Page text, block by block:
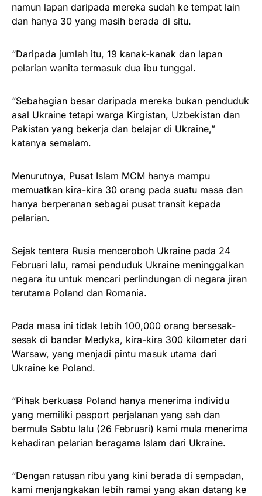
namun lapan daripada mereka sudah ke tempat lain
dan hanya 30 yang masih berada di situ.
“Daripada jumlah itu, 19 kanak-kanak dan lapan
pelarian wanita termasuk dua ibu tunggal.
“Sebahagian besar daripada mereka bukan penduduk
asal Ukraine tetapi warga Kirgistan, Uzbekistan dan
Pakistan yang bekerja dan belajar di Ukraine,”
katanya semalam.
Menurutnya, Pusat Islam MCM hanya mampu
memuatkan kira-kira 30 orang pada suatu masa dan
hanya berperanan sebagai pusat transit kepada
pelarian.
Sejak tentera Rusia menceroboh Ukraine pada 24
Februari lalu, ramai penduduk Ukraine meninggalkan
negara itu untuk mencari perlindungan di negara jiran
terutama Poland dan Romania.
Pada masa ini tidak lebih 100,000 orang bersesak-
sesak di bandar Medyka, kira-kira 300 kilometer dari
Warsaw, yang menjadi pintu masuk utama dari
Ukraine ke Poland.
“Pihak berkuasa Poland hanya menerima individu
yang memiliki pasport perjalanan yang sah dan
bermula Sabtu lalu (26 Februari) kami mula menerima
kehadiran pelarian beragama Islam dari Ukraine.
“Dengan ratusan ribu yang kini berada di sempadan,
kami menjangkakan lebih ramai yang akan datang ke